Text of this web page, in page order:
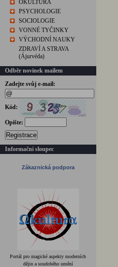
OKULTURA
PSYCHOLOGIE
SOCIOLOGIE
VONNÉ TYČINKY
VÝCHODNÍ NAUKY
ZDRAVÍ A STRAVA
(Ájurvéda)
Odběr novinek mailem
Zadejte svůj e-mail:
Kód:
Opište:
Registrace
Informační sloupec
Zákaznická podpora
Portál pro magické aspekty moderních
dějin a soudobého umění